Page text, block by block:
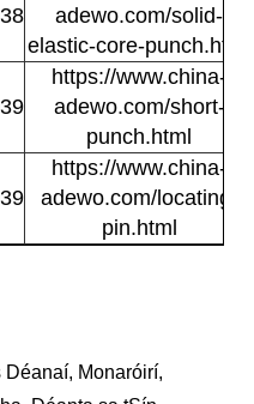
adewo.com/solid-
elastic-core-punch.html
https://www.china-
adewo.com/short-
punch.html
https://www.china-
adewo.com/locating-
pin.html
Déanaí, Monaróirí,